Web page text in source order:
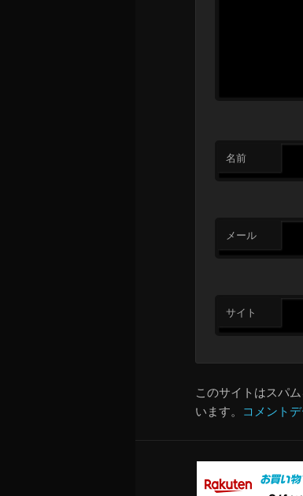
名前
メール
サイト
このサイトはスパ
います。 コメント